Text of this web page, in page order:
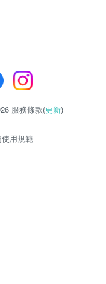
服務條款(更新)
用規範